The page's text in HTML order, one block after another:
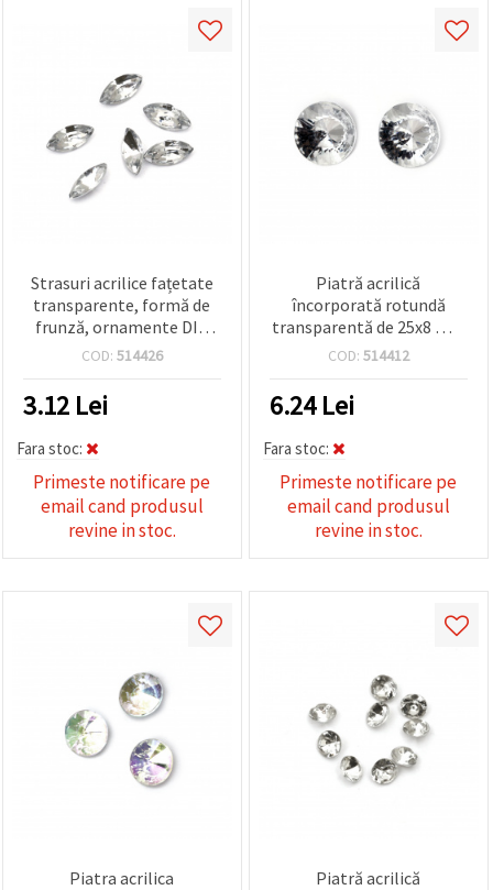
Strasuri acrilice fațetate
transparente, formă de
frunză, ornamente DIY,
5x10x4 mm – set 50 bucăți
COD: 514426
3.12 Lei
Fara stoc:
Primeste notificare pe
email cand produsul
revine in stoc.
Piatră acrilică
încorporată rotundă
transparentă de 25x8 mm
fațetată -5 piese
COD: 514412
6.24Lei
Fara stoc:
Primeste notificare pe
email cand produsul
revine in stoc.
Piatra acrilica
Piatră acrilică